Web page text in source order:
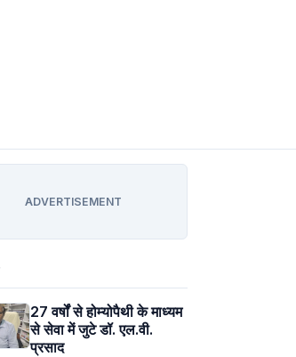
ADVERTISEMENT
27 वर्षों से होम्योपैथी के माध्यम
से सेवा में जुटे डॉ. एल.वी.
प्रसाद